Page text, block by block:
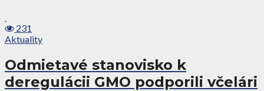
231
Aktuality
Odmietavé stanovisko k
deregulácii GMO podporili včelári